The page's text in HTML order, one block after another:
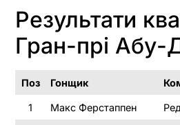
Результати
Гран-прі Абу-
Поз Гонщик
1 Макс Ферстаппен